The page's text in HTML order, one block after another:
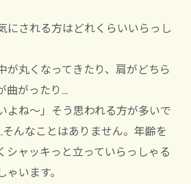
にされる方はどれくらいいらっし
が丸くなってきたり、肩がどちら
曲がったり…
よね～」そう思われる方が多いで
んなことはありません。年齢を
シャッキっと立っていらっしゃる
います。